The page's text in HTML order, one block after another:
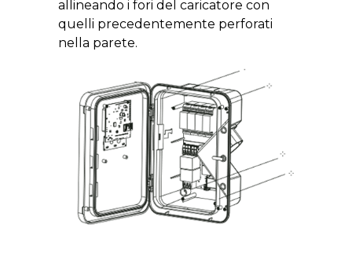
allineando i fori del caricatore con
quelli precedentemente perforati
nella parete.